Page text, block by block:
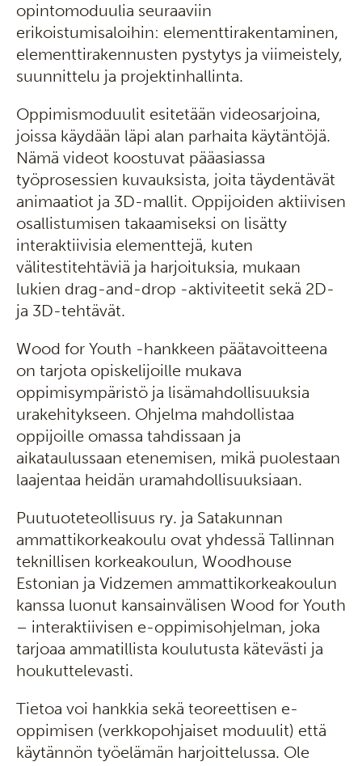
opintomoduulia seuraaviin
erikoistumisaloihin: elementtirakentaminen,
elementtirakennusten pystytys ja viimeistely,
suunnittelu ja projektinhallinta.
Oppimismoduulit esitetään videosarjoina,
joissa käydään läpi alan parhaita käytäntöjä.
Nämä videot koostuvat pääasiassa
työprosessien kuvauksista, joita täydentävät
animaatiot ja 3D-mallit. Oppijoiden aktiivisen
osallistumisen takaamiseksi on lisätty
interaktiivisia elementtejä, kuten
välitestitehtäviä ja harjoituksia, mukaan
lukien drag-and-drop -aktiviteetit sekä 2D-
ja 3D-tehtävät.
Wood for Youth -hankkeen päätavoitteena
on tarjota opiskelijoille mukava
oppimisympäristö ja lisämahdollisuuksia
urakehitykseen. Ohjelma mahdollistaa
oppijoille omassa tahdissaan ja
aikataulussaan etenemisen, mikä puolestaan
laajentaa heidän uramahdollisuuksiaan.
Puutuoteteollisuus ry. ja Satakunnan
ammattikorkeakoulu ovat yhdessä Tallinnan
teknillisen korkeakoulun, Woodhouse
Estonian ja Vidzemen ammattikorkeakoulun
kanssa luonut kansainvälisen Wood for Youth
– interaktiivisen e-oppimisohjelman, joka
tarjoaa ammatillista koulutusta kätevästi ja
houkuttelevasti.
Tietoa voi hankkia sekä teoreettisen e-
oppimisen (verkkopohjaiset moduulit) että
käytännön työelämän harjoittelussa. Ole